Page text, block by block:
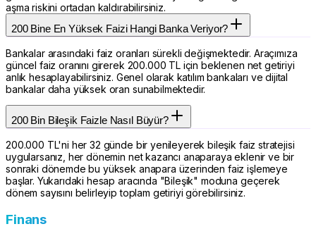
aşma riskini ortadan kaldırabilirsiniz.
200 Bine En Yüksek Faizi Hangi Banka Veriyor?
Bankalar arasındaki faiz oranları sürekli değişmektedir. Araçımıza
güncel faiz oranını girerek 200.000 TL için beklenen net getiriyi
anlık hesaplayabilirsiniz. Genel olarak katılım bankaları ve dijital
bankalar daha yüksek oran sunabilmektedir.
200 Bin Bileşik Faizle Nasıl Büyür?
200.000 TL'ni her 32 günde bir yenileyerek bileşik faiz stratejisi
uygularsanız, her dönemin net kazancı anaparaya eklenir ve bir
sonraki dönemde bu yüksek anapara üzerinden faiz işlemeye
başlar. Yukarıdaki hesap aracında "Bileşik" moduna geçerek
dönem sayısını belirleyip toplam getiriyi görebilirsiniz.
Finans